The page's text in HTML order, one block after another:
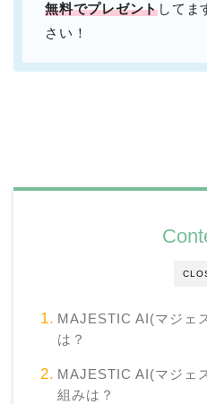
無料でプレゼントしてま
さい！
MAJESTIC AI(マジェ
は？
MAJESTIC AI(マジェ
組みは？